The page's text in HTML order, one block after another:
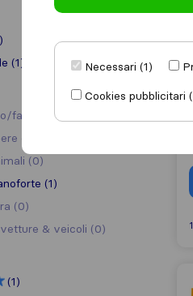
(1)
facchino
d’arte
(0)
(1)
(0)
& veicoli (0)
(1)
Necessari (1)
Cookies pubblicitari